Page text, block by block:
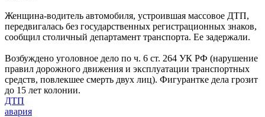
Женщина-водитель автомобиля, устроившая массовое ДТП,
передвигалась без государственных регистрационных знаков,
сообщил столичный департамент транспорта. Ее задержали.
Возбуждено уголовное дело по ч. 6 ст. 264 УК РФ (нарушение
правил дорожного движения и эксплуатации транспортных
средств, повлекшее смерть двух лиц). Фигурантке дела грозит
до 15 лет колонии.
ДТП
авария